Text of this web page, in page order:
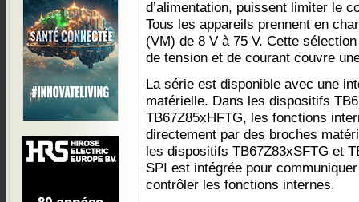
d’alimentation, puissent limiter le
Tous les appareils prennent en
(VM) de 8 V à 75 V. Cette
de tension et de courant couvre
La série est disponible avec une
matérielle. Dans les dispositifs
TB67Z85xHFTG, les fonctions
directement par des broches
les dispositifs TB67Z83xSFTG et
SPI est intégrée pour
contrôler les fonctions internes.